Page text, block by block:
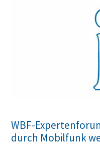
WBF-
durch Mobilfunk